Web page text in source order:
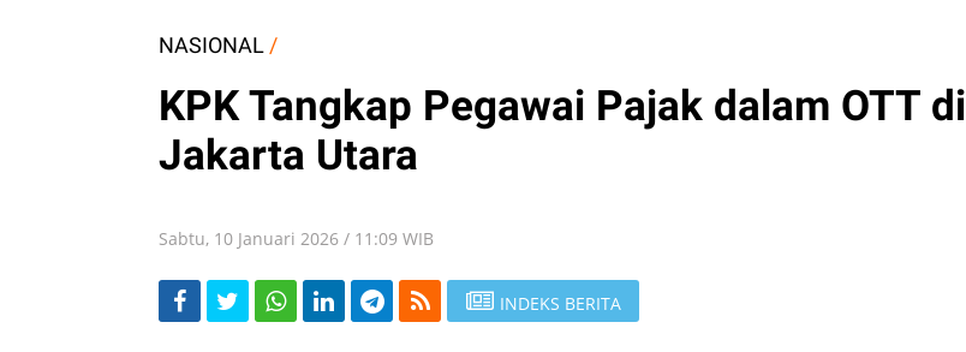
NASIONAL /
KPK Tangkap Pegawai Pajak dalam OTT di
Jakarta Utara
Sabtu, 10 Januari 2026 / 11:09 WIB
INDEKS BERITA